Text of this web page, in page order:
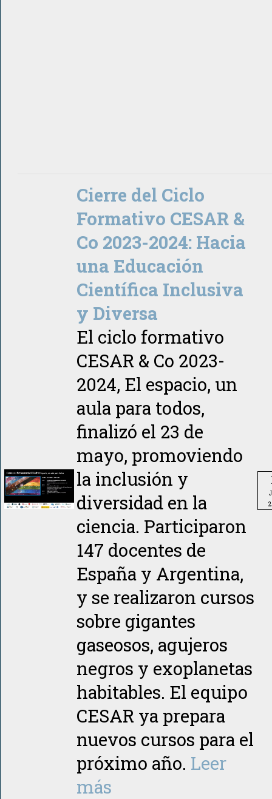
Cierre del Ciclo
Formativo CESAR &
Co 2023-2024: Hacia
una Educación
Científica Inclusiva
y Diversa
El ciclo formativo
CESAR & Co 2023-
2024, El espacio, un
aula para todos,
finalizó el 23 de
mayo, promoviendo
la inclusión y
diversidad en la
ciencia. Participaron
147 docentes de
España y Argentina,
y se realizaron cursos
sobre gigantes
gaseosos, agujeros
negros y exoplanetas
habitables. El equipo
CESAR ya prepara
nuevos cursos para el
próximo año. Leer
más